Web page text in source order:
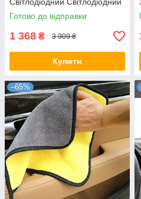
Світлодіодний Світлодіодний
Світло
Готово до відправки
1 368 ₴ 3 909 ₴
Купити
–65%